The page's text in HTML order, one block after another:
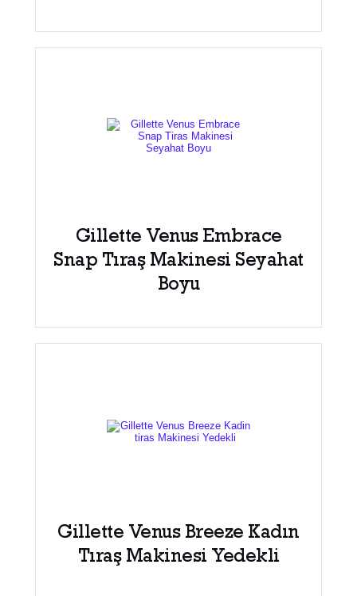
Gillette Venus Embrace
Snap Tıraş Makinesi Seyahat
Boyu
Gillette Venus Breeze Kadın
Tıraş Makinesi Yedekli